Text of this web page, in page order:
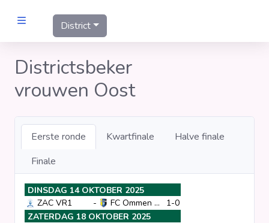
Wedstrijden
Statistieken
Voetbalpiramide
District
Districtsbeker
vrouwen Oost
Eerste ronde Kwartfinale
Halve finale
Finale
DINSDAG 14 OKTOBER 2025
ZAC VR1
- FC Ommen VR1
1-0
ZATERDAG 18 OKTOBER 2025